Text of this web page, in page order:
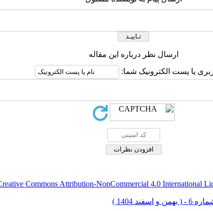
ارسال نظر درباره این مقاله
یا پست الکترونیک شما:
Commons Attribution-NonCommercial 4.0 International